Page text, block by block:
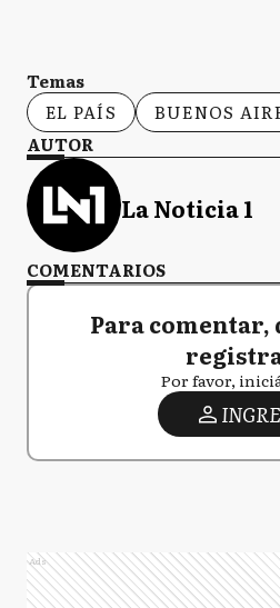
Temas
EL PAÍS
BUENOS
AUTOR
La Noticia 1
COMENTARIOS
Para comentar,
Por favor,
Ads